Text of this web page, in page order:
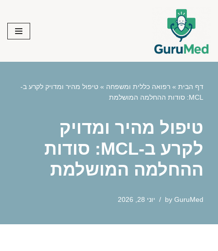
content
דף הבית » רפואה כללית ומשפחה » טיפול מהיר ומדויק לקרע ב-
MCL: סודות ההחלמה המושלמת
טיפול מהיר ומדויק
לקרע ב-MCL: סודות
ההחלמה המושלמת
by GuruMed יוני 28, 2026